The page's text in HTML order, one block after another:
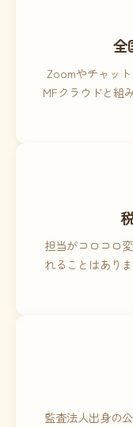
全
Zoomやチャッ
MFクラウドと組
担当がコロコロ
れることはあり
監査法人出身の